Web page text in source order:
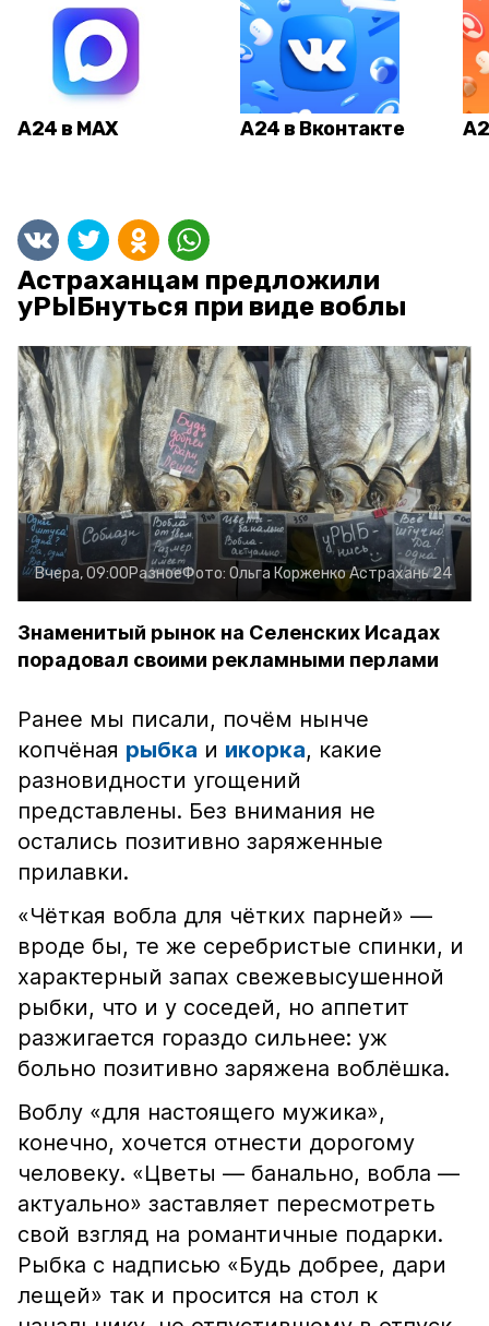
А24 в MAX А24 в Вконтакте
Астраханцам предложили
уРЫБнуться при виде воблы
Вчера, 09:00РазноеФото: Ольга КорженкоАстрахань 24
Знаменитый рынок на Селенских Исадах
порадовал своими рекламными перлами
Ранее мы писали, почём нынче
копчёная рыбка и икорка, какие
разновидности угощений
представлены. Без внимания не
остались позитивно заряженные
прилавки.
«Чёткая вобла для чётких парней» —
вроде бы, те же серебристые спинки, и
характерный запах свежевысушенной
рыбки, что и у соседей, но аппетит
разжигается гораздо сильнее: уж
больно позитивно заряжена воблёшка.
Воблу «для настоящего мужика»,
конечно, хочется отнести дорогому
человеку. «Цветы — банально, вобла —
актуально» заставляет пересмотреть
свой взгляд на романтичные подарки.
Рыбка с надписью «Будь добрее, дари
лещей» так и просится на стол к